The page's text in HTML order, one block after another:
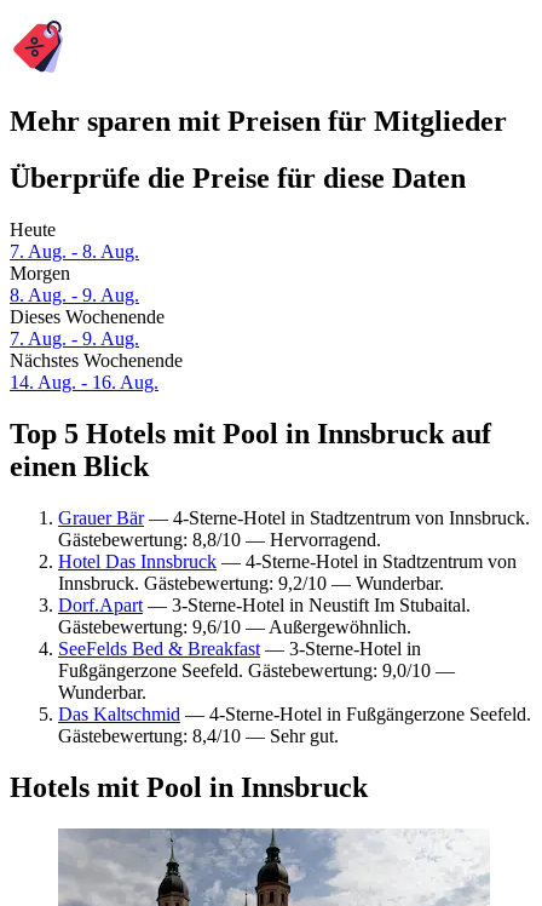
Mehr sparen mit Preisen für Mitglieder
Überprüfe die Preise für diese Daten
Heute
7. Aug. - 8. Aug.
Morgen
8. Aug. - 9. Aug.
Dieses Wochenende
7. Aug. - 9. Aug.
Nächstes Wochenende
14. Aug. - 16. Aug.
Top 5 Hotels mit Pool in Innsbruck auf
einen Blick
Grauer Bär— 4-Sterne-Hotel in Stadtzentrum von Innsbruck.
Gästebewertung: 8,8/10 — Hervorragend.
Hotel Das Innsbruck — 4-Sterne-Hotel in Stadtzentrum von
Innsbruck. Gästebewertung: 9,2/10 — Wunderbar.
Dorf.Apart — 3-Sterne-Hotel in Neustift Im Stubaital.
Gästebewertung: 9,6/10 — Außergewöhnlich.
SeeFelds Bed & Breakfast — 3-Sterne-Hotel in
Fußgängerzone Seefeld. Gästebewertung: 9,0/10 —
Wunderbar.
Das Kaltschmid — 4-Sterne-Hotel in Fußgängerzone Seefeld.
Gästebewertung: 8,4/10 — Sehr gut.
Hotels mit Pool in Innsbruck